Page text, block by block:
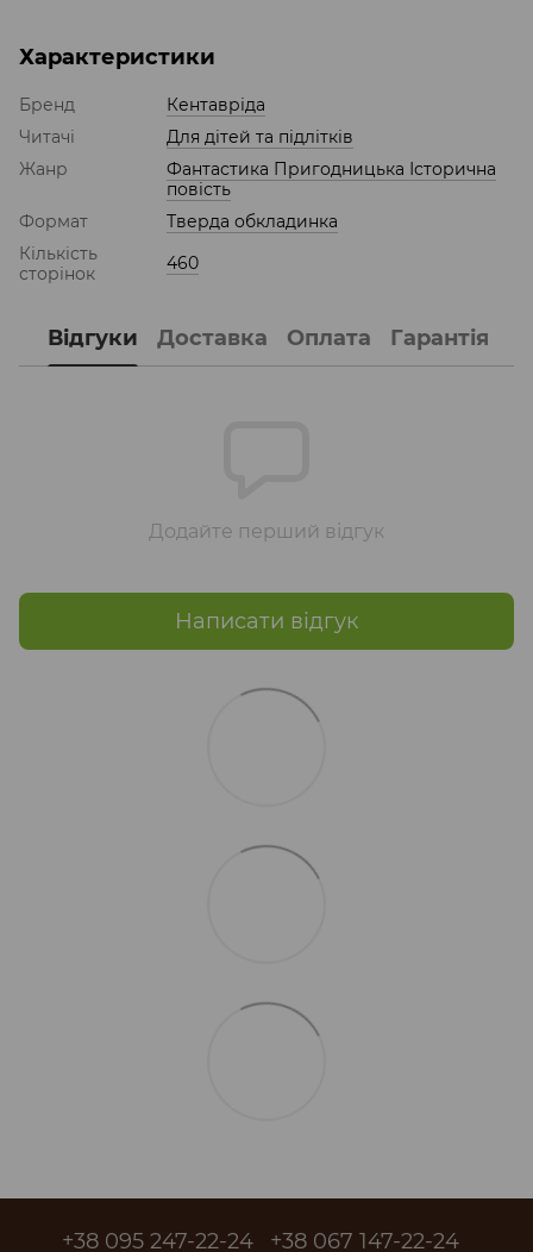
Характеристики
Бренд
Кентавріда
Читачі
Для дітей та підлітків
Жанр
Фантастика Пригодницька Історична
повість
Формат
Тверда обкладинка
Кількість
сторінок
460
Відгуки Доставка Оплата Гарантія
Додайте перший відгук
Написати відгук
+38 095 247-22-24 +38 067 147-22-24